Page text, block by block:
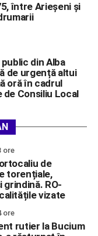
între Arieșeni și
din Alba
de urgență altui
oră în cadrul
Consiliu Local
ore
de
torențiale,
RO-
vizate
ore
rutier la Bucium